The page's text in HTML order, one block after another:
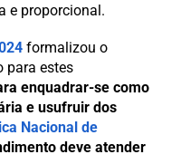
e proporcional.
formalizou o
para estes
enquadrar-se como
e usufruir dos
Nacional de
deve atender